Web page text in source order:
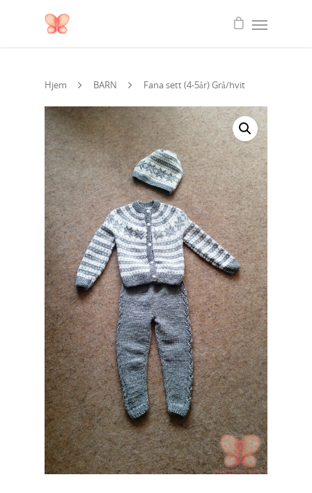
Hjem BARN Fana sett (4-5år) Grå/hvit